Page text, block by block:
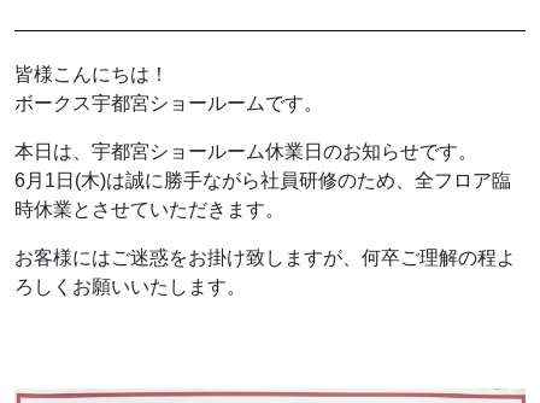
皆様こんにちは！
ボークス宇都宮ショールームです。
本日は、宇都宮ショールーム休業日のお知らせです。
6月1日(木)は誠に勝手ながら社員研修のため、全フロア臨
時休業とさせていただきます。
お客様にはご迷惑をお掛け致しますが、何卒ご理解の程よ
ろしくお願いいたします。